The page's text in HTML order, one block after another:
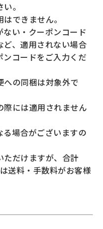
。
できません。
ない・クーポンコード
、適用されない場合
コードをご入力くだ
への同梱は対象外で
際には適用されません
る場合がございますの
ただけますが、合計
送料・手数料がお客様